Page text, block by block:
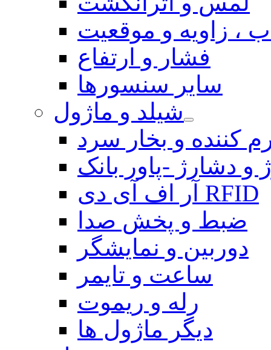
، زاویه و موقعیت
فشار و ارتفاع
سایر سنسورها
شیلد و ماژول
کننده و بخار سرد
و دشارژ -پاور بانک
آر اف آی دی RFID
ضبط و پخش صدا
دوربین و نمایشگر
ساعت و تایمر
رله و ریموت
دیگر ماژول ها